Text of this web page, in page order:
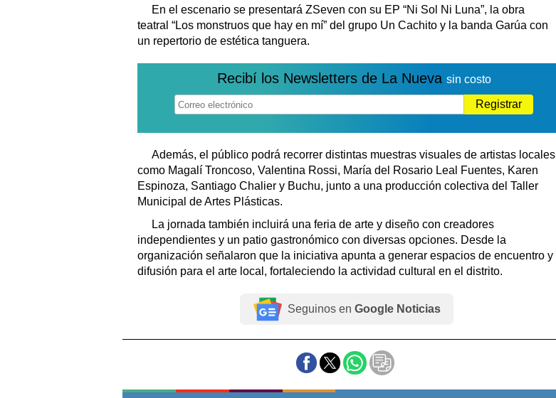
Edictos
Teléfonos de urgencia
En el escenario se presentará ZSeven con su EP “Ni Sol Ni Luna”, la obra
teatral “Los monstruos que hay en mí” del grupo Un Cachito y la banda Garúa con
un repertorio de estética tanguera.
Recibí los Newsletters de La Nueva sin costo
Registrar
Además, el público podrá recorrer distintas muestras visuales de artistas locales
como Magalí Troncoso, Valentina Rossi, María del Rosario Leal Fuentes, Karen
Espinoza, Santiago Chalier y Buchu, junto a una producción colectiva del Taller
Municipal de Artes Plásticas.
La jornada también incluirá una feria de arte y diseño con creadores
independientes y un patio gastronómico con diversas opciones. Desde la
organización señalaron que la iniciativa apunta a generar espacios de encuentro y
difusión para el arte local, fortaleciendo la actividad cultural en el distrito.
Seguinos en Google Noticias